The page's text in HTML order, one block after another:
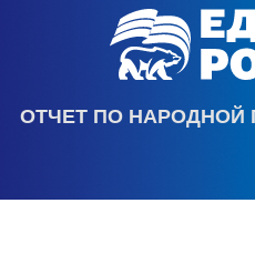
ОТЧЕТ ПО НАРОДНОЙ